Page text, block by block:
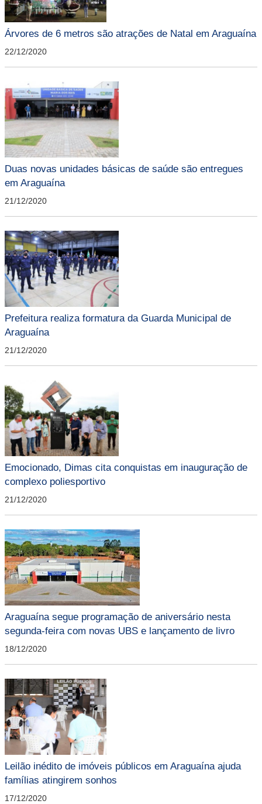
Árvores de 6 metros são atrações de Natal em Araguaína
22/12/2020
Duas novas unidades básicas de saúde são entregues
em Araguaína
21/12/2020
Prefeitura realiza formatura da Guarda Municipal de
Araguaína
21/12/2020
Emocionado, Dimas cita conquistas em inauguração de
complexo poliesportivo
21/12/2020
Araguaína segue programação de aniversário nesta
segunda-feira com novas UBS e lançamento de livro
18/12/2020
Leilão inédito de imóveis públicos em Araguaína ajuda
famílias atingirem sonhos
17/12/2020